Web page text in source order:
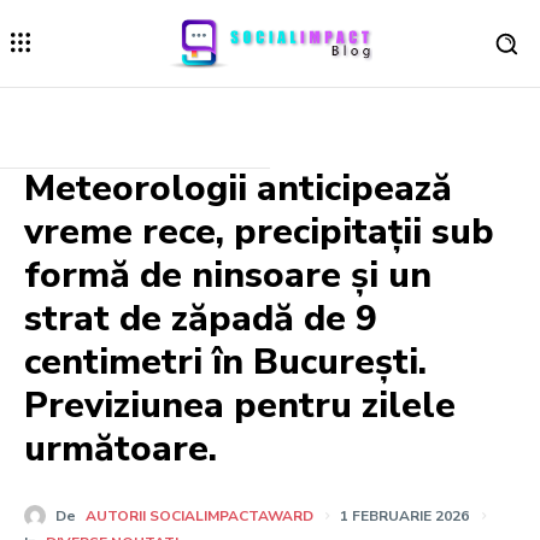
Meteorologii anticipează
vreme rece, precipitații sub
formă de ninsoare și un
strat de zăpadă de 9
centimetri în București.
Previziunea pentru zilele
următoare.
De AUTORII SOCIALIMPACTAWARD
1 FEBRUARIE 2026